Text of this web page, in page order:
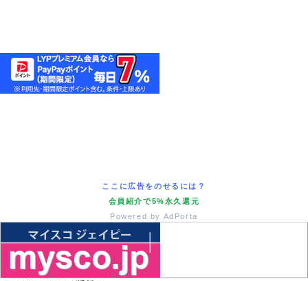
ここに広告をのせるには？
会員紹介で5%永久還元
Powered by AdPorta